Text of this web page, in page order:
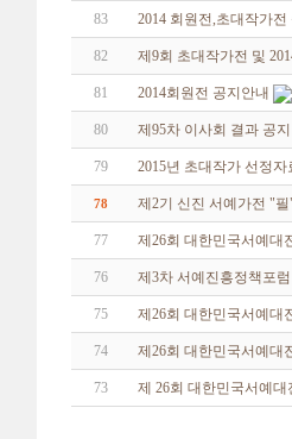
83 2014 회원전,초대작가
82 제9회 초대작가전 및
81 2014회원전 공지안내
80 제95차 이사회 결과 공지
79 2015년 초대작가 선정자
78 제2기 신진 서예가전 "필
77 제26회 대한민국서예대
76 제3차 서예진흥정책포
75 제26회 대한민국서예대
74 제26회 대한민국서예대
73 제 26회 대한민국서예대